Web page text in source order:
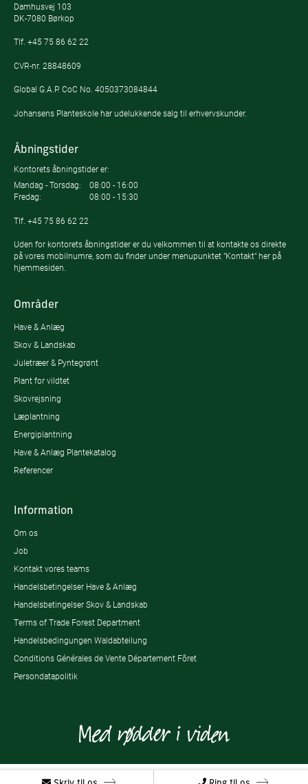
Damhusvej 103
DK-7080 Børkop
Tlf. +45 75 86 62 22
CVR-nr. 28848609
Global G.A.P. CoC No. 4050373084844
Johansens Planteskole har udelukkende salg til erhvervskunder.
Åbningstider
Kontorets åbningstider er:
Mandag - Torsdag:
08:00 - 16:00
Fredag:
08:00 - 15:30
Tlf. +45 75 86 62 22
Uden for kontorets åbningstider er du velkommen til at kontakte os direkte
på vores mobilnumre, som du finder under menupunktet "Kontakt" her på
hjemmesiden.
Områder
Have & Anlæg
Skov & Landskab
Juletræer & Pyntegrønt
Plant for vildtet
Skovrejsning
Læplantning
Energiplantning
Have & Anlæg Plantekatalog
Referencer
Information
Om os
Job
Kontakt vores teams
Handelsbetingelser Have & Anlæg
Handelsbetingelser Skov & Landskab
Terms of Trade Forest Department
Handelsbedingungen Waldabteilung
Conditions Générales de Vente Département Fôret
Persondatapolitik